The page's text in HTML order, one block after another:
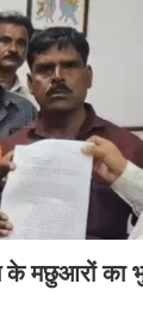
के मछुआरों का